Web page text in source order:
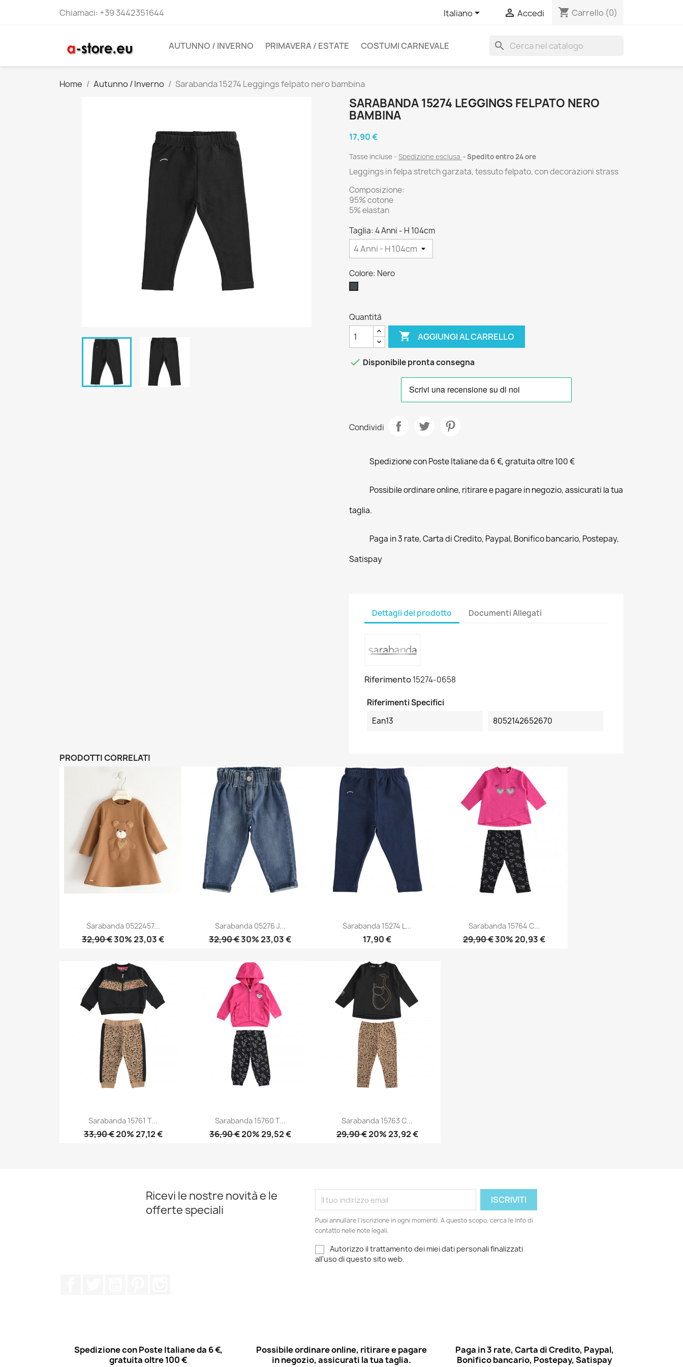
Chiamaci: +39 3442351644 Italiano  Accedi shopping_cart Carrello (0)
AUTUNNO / INVERNO PRIMAVERA / ESTATE COSTUMI CARNEVALE search
Home Autunno / Inverno Sarabanda 15274 Leggings felpato nero bambina
SARABANDA 15274 LEGGINGS FELPATO NERO
BAMBINA
17,90 €
Tasse incluse Spedizione esclusa Spedito entro 24 ore
Leggings in felpa stretch garzata, tessuto felpato, con decorazioni strass
Composizione:
95% cotone
5% elastan
Taglia: 4 Anni - H 104cm
Colore: Nero
Quantità
 AGGIUNGI AL CARRELLO
 Disponibile pronta consegna
Condividi
Spedizione con Poste Italiane da 6 €, gratuita oltre 100 €
Possibile ordinare online, ritirare e pagare in negozio, assicurati la tua
taglia.
Paga in 3 rate, Carta di Credito, Paypal, Bonifico bancario, Postepay,
Satispay
Dettagli del prodotto Documenti Allegati
Riferimento15274-0658
Riferimenti Specifici
Ean13
8052142652670
PRODOTTI CORRELATI
Sarabanda 0522457...
32,90 €30% 23,03 €
Sarabanda 05276 J...
32,90 €30% 23,03 €
Anteprima
Sarabanda 15274 L...
17,90 €
Anteprima
Sarabanda 15764 C...
29,90 €30% 20,93 €
Sarabanda 15761 T...
33,90 €20% 27,12 €
Sarabanda 15760 T...
36,90 €20% 29,52 €
Sarabanda 15763 C...
29,90 €20% 23,92 €
Ricevi le nostre novità e le
offerte speciali
Puoi annullare l'iscrizione in ogni momenti. A questo scopo, cerca le info di
contatto nelle note legali.
Autorizzo il trattamento dei miei dati personali finalizzati
all'uso di questo sito web.
Spedizione con Poste Italiane da 6 €,
gratuita oltre 100 €
Possibile ordinare online, ritirare e pagare
in negozio, assicurati la tua taglia.
Paga in 3 rate, Carta di Credito, Paypal,
Bonifico bancario, Postepay, Satispay